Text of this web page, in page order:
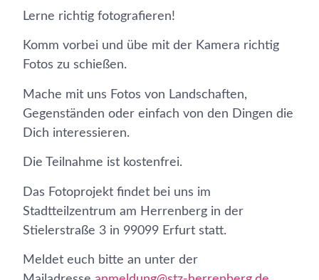
Lerne richtig fotografieren!
Komm vorbei und übe mit der Kamera richtig
Fotos zu schießen.
Mache mit uns Fotos von Landschaften,
Gegenständen oder einfach von den Dingen die
Dich interessieren.
Die Teilnahme ist kostenfrei.
Das Fotoprojekt findet bei uns im
Stadtteilzentrum am Herrenberg in der
Stielerstraße 3 in 99099 Erfurt statt.
Meldet euch bitte an unter der